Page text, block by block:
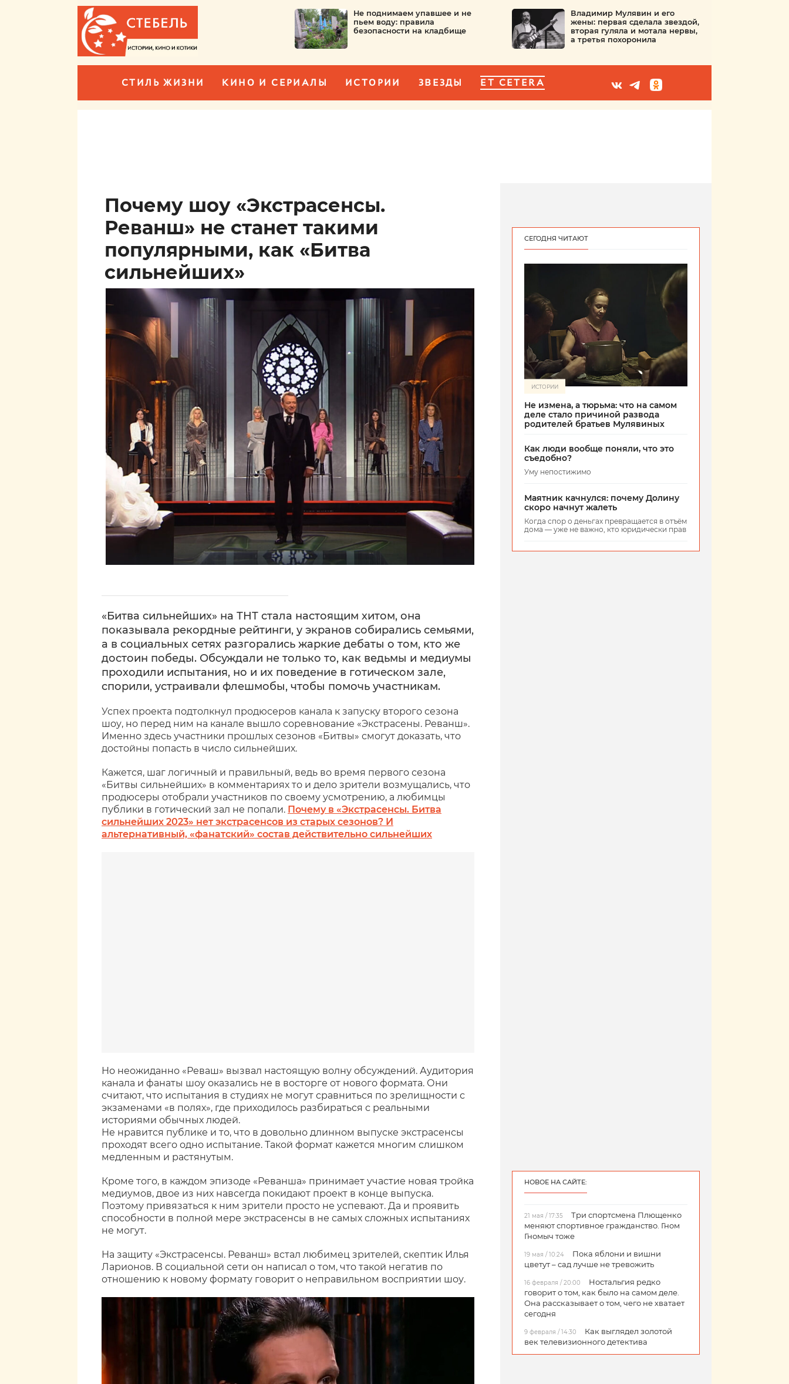
Не поднимаем упавшее и не
пьем воду: правила
безопасности на кладбище
Владимир Мулявин и его
жены: первая сделала звездой,
вторая гуляла и мотала нервы,
а третья похоронила
СТИЛЬ ЖИЗНИ КИНО И СЕРИАЛЫ ИСТОРИИ ЗВЕЗДЫ ET CETERA
Почему шоу «Экстрасенсы.
Реванш» не станет такими
популярными, как «Битва
сильнейших»
«Битва сильнейших» на ТНТ стала настоящим хитом, она
показывала рекордные рейтинги, у экранов собирались семьями,
а в социальных сетях разгорались жаркие дебаты о том, кто же
достоин победы. Обсуждали не только то, как ведьмы и медиумы
проходили испытания, но и их поведение в готическом зале,
спорили, устраивали флешмобы, чтобы помочь участникам.
Успех проекта подтолкнул продюсеров канала к запуску второго сезона
шоу, но перед ним на канале вышло соревнование «Экстрасены. Реванш».
Именно здесь участники прошлых сезонов «Битвы» смогут доказать, что
достойны попасть в число сильнейших.
Кажется, шаг логичный и правильный, ведь во время первого сезона
«Битвы сильнейших» в комментариях то и дело зрители возмущались, что
продюсеры отобрали участников по своему усмотрению, а любимцы
публики в готический зал не попали. Почему в «Экстрасенсы. Битва
сильнейших 2023» нет экстрасенсов из старых сезонов? И
альтернативный, «фанатский» состав действительно сильнейших
Но неожиданно «Реваш» вызвал настоящую волну обсуждений. Аудитория
канала и фанаты шоу оказались не в восторге от нового формата. Они
считают, что испытания в студиях не могут сравниться по зрелищности с
экзаменами «в полях», где приходилось разбираться с реальными
историями обычных людей.
Не нравится публике и то, что в довольно длинном выпуске экстрасенсы
проходят всего одно испытание. Такой формат кажется многим слишком
медленным и растянутым.
Кроме того, в каждом эпизоде «Реванша» принимает участие новая тройка
медиумов, двое из них навсегда покидают проект в конце выпуска.
Поэтому привязаться к ним зрители просто не успевают. Да и проявить
способности в полной мере экстрасенсы в не самых сложных испытаниях
не могут.
На защиту «Экстрасенсы. Реванш» встал любимец зрителей, скептик Илья
Ларионов. В социальной сети он написал о том, что такой негатив по
отношению к новому формату говорит о неправильном восприятии шоу.
СЕГОДНЯ ЧИТАЮТ
ИСТОРИИ
Не измена, а тюрьма: что на самом
деле стало причиной развода
родителей братьев Мулявиных
Как люди вообще поняли, что это
съедобно?
Уму непостижимо
Маятник качнулся: почему Долину
скоро начнут жалеть
Когда спор о деньгах превращается в отъём
дома — уже не важно, кто юридически прав
НОВОЕ НА САЙТЕ:
21 мая / 17:35
Три спортсмена Плющенко
меняют спортивное гражданство. Гном
Гномыч тоже
19 мая / 10:24
Пока яблони и вишни
цветут – сад лучше не тревожить
16 февраля / 20:00
Ностальгия редко
говорит о том, как было на самом деле.
Она рассказывает о том, чего не хватает
сегодня
9 февраля / 14:30
Как выглядел золотой
век телевизионного детектива